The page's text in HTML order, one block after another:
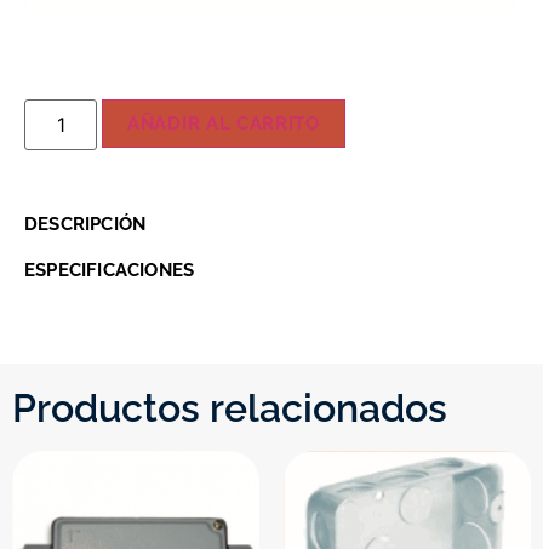
AÑADIR AL CARRITO
DESCRIPCIÓN
ESPECIFICACIONES
Productos relacionados